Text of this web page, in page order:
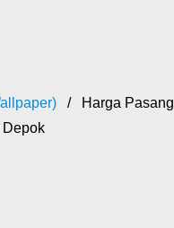
/ Harga Pasang
Depok